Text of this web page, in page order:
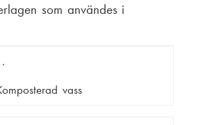
som användes i
vass